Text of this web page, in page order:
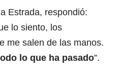
Estrada, respondió:
lo siento, los
me salen de las manos.
lo que ha pasado”.